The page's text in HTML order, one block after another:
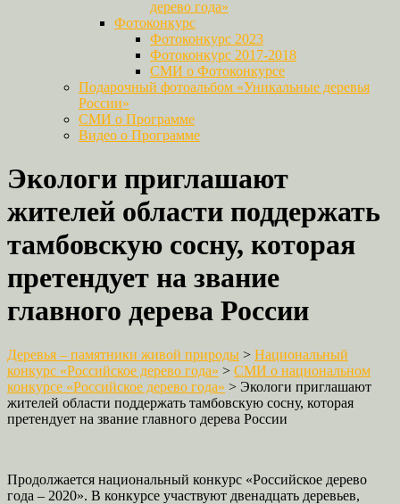
дерево года»
Фотоконкурс
Фотоконкурс 2023
Фотоконкурс 2017-2018
СМИ о Фотоконкурсе
Подарочный фотоальбом «Уникальные деревья
России»
СМИ о Программе
Видео о Программе
Экологи приглашают
жителей области поддержать
тамбовскую сосну, которая
претендует на звание
главного дерева России
Деревья – памятники живой природы > Национальный
конкурс «Российское дерево года» > СМИ о национальном
конкурсе «Российское дерево года» > Экологи приглашают
жителей области поддержать тамбовскую сосну, которая
претендует на звание главного дерева России
Продолжается национальный конкурс «Российское дерево
года – 2020». В конкурсе участвуют двенадцать деревьев,